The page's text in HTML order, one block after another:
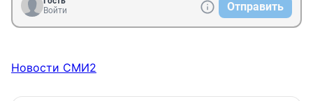
Войти
Отправить
Новости СМИ2